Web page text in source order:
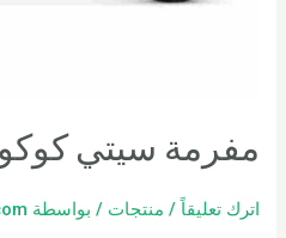
مفرمة سيتي كوكو 2000
اترك تعليقاً / منتجات / بواسطة